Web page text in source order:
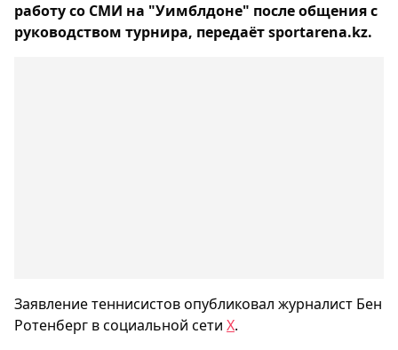
работу со СМИ на "Уимблдоне" после общения с
руководством турнира, передаёт sportarena.kz.
Заявление теннисистов опубликовал журналист Бен
Ротенберг в социальной сети X.